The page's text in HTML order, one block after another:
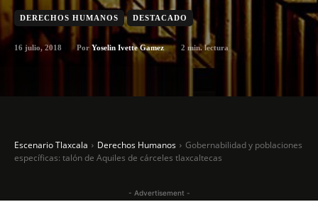
DERECHOS HUMANOS DESTACADO
16 julio, 2018 Por Yoselin Ivette Gamez 2 min. lectura
Escenario Tlaxcala Derechos Humanos
Gobernabilidad y poblaciones
específicas: talón de Aquiles de cárceles tlaxcaltecas
- Advertisement -